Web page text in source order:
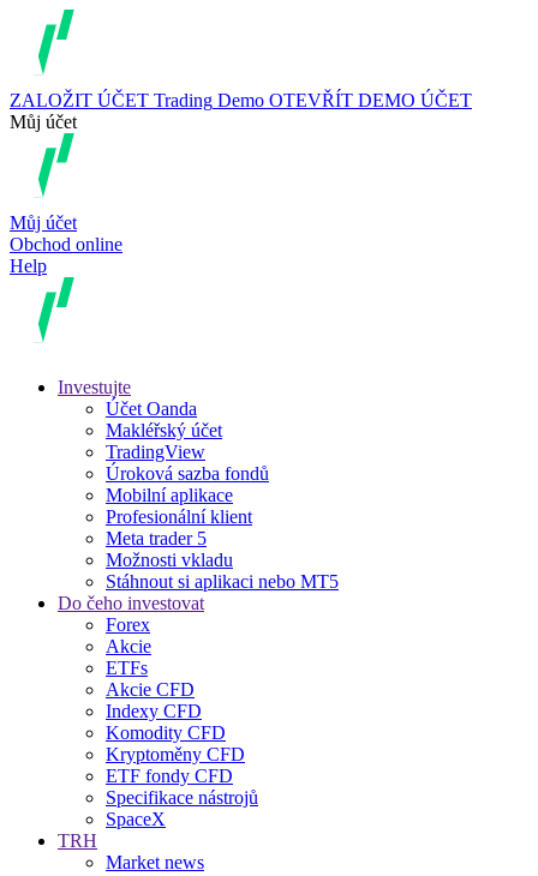
ZALOŽIT ÚČET Trading Demo OTEVŘÍT DEMO ÚČET
Můj účet
Můj účet
Obchod online
Help
Investujte
Účet Oanda
Makléřský účet
TradingView
Úroková sazba fondů
Mobilní aplikace
Profesionální klient
Meta trader 5
Možnosti vkladu
Stáhnout si aplikaci nebo MT5
Do čeho investovat
Forex
Akcie
ETFs
Akcie CFD
Indexy CFD
Komodity CFD
Kryptoměny CFD
ETF fondy CFD
Specifikace nástrojů
SpaceX
TRH
Market news